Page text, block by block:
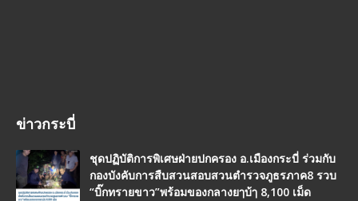
ข่าวกระบี่
ชุดปฏิบัติการพิเศษฝ่ายปกครอง อ.เมืองกระบี่ ร่วมกับ
กองบังคับการสืบสวนสอบสวนตำรวจภูธรภาค8 รวบ
“บิ๊กทรายขาว”พร้อมของกลางยๅบ้ๅ 8,100 เม็ด